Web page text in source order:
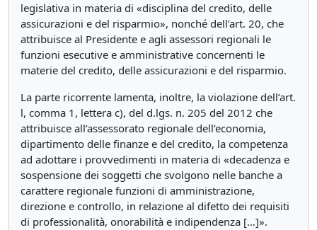
legislativa in materia di «disciplina del credito, delle
assicurazioni e del risparmio», nonché dell’art. 20, che
attribuisce al Presidente e agli assessori regionali le
funzioni esecutive e amministrative concernenti le
materie del credito, delle assicurazioni e del risparmio.
La parte ricorrente lamenta, inoltre, la violazione dell’art.
l, comma 1, lettera c), del d.lgs. n. 205 del 2012 che
attribuisce all’assessorato regionale dell’economia,
dipartimento delle finanze e del credito, la competenza
ad adottare i provvedimenti in materia di «decadenza e
sospensione dei soggetti che svolgono nelle banche a
carattere regionale funzioni di amministrazione,
direzione e controllo, in relazione al difetto dei requisiti
di professionalità, onorabilità e indipendenza […]».